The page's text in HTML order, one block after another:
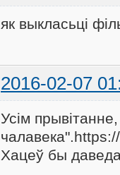
як выкласьці
2016-02-07
Усім
Хацеў бы